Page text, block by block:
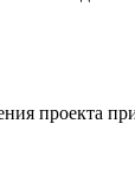
проекта